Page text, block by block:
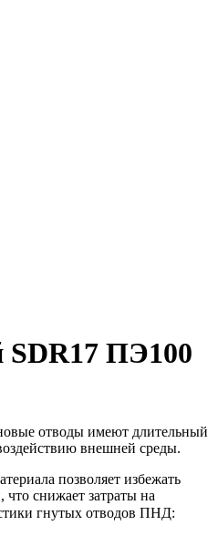
SDR17 ПЭ100
отводы имеют длительный
внешней среды.
позволяет избежать
снижает затраты на
гнутых отводов ПНД: